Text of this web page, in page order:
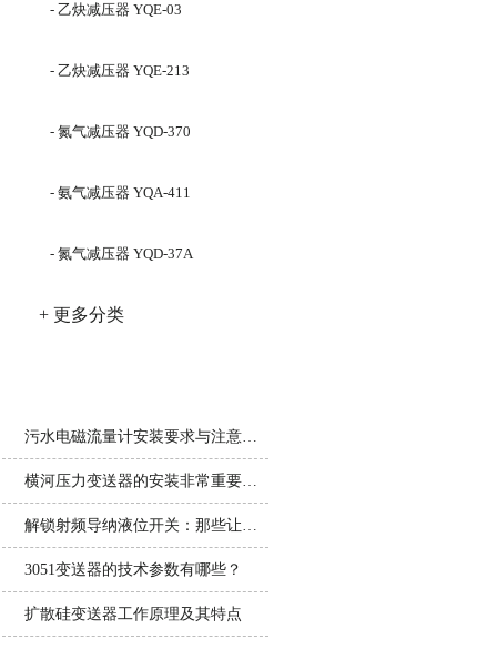
- 乙炔减压器 YQE-03
- 乙炔减压器 YQE-213
- 氮气减压器 YQD-370
- 氨气减压器 YQA-411
- 氮气减压器 YQD-37A
+ 更多分类
污水电磁流量计安装要求与注意事项
横河压力变送器的安装非常重要，这几点一定要注意
解锁射频导纳液位开关：那些让它脱颖而出的隐藏优点，一文说透
3051变送器的技术参数有哪些？
扩散硅变送器工作原理及其特点